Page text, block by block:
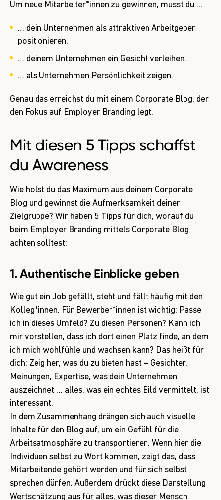
Um neue Mitarbeiter*innen zu gewinnen, musst du …
… dein Unternehmen als attraktiven Arbeitgeber
positionieren.
… deinem Unternehmen ein Gesicht verleihen.
… als Unternehmen Persönlichkeit zeigen.
Genau das erreichst du mit einem Corporate Blog, der
den Fokus auf Employer Branding legt.
Mit diesen 5 Tipps schaffst
du Awareness
Wie holst du das Maximum aus deinem Corporate
Blog und gewinnst die Aufmerksamkeit deiner
Zielgruppe? Wir haben 5 Tipps für dich, worauf du
beim Employer Branding mittels Corporate Blog
achten solltest:
1. Authentische Einblicke geben
Wie gut ein Job gefällt, steht und fällt häufig mit den
Kolleg*innen. Für Bewerber*innen ist wichtig: Passe
ich in dieses Umfeld? Zu diesen Personen? Kann ich
mir vorstellen, dass ich dort einen Platz finde, an dem
ich mich wohlfühle und wachsen kann? Das heißt für
dich: Zeig her, was du zu bieten hast – Gesichter,
Meinungen, Expertise, was dein Unternehmen
auszeichnet … alles, was ein echtes Bild vermittelt, ist
interessant.
In dem Zusammenhang drängen sich auch visuelle
Inhalte für den Blog auf, um ein Gefühl für die
Arbeitsatmosphäre zu transportieren. Wenn hier die
Individuen selbst zu Wort kommen, zeigt das, dass
Mitarbeitende gehört werden und für sich selbst
sprechen dürfen. Außerdem drückt diese Darstellung
Wertschätzung aus für alles, was dieser Mensch